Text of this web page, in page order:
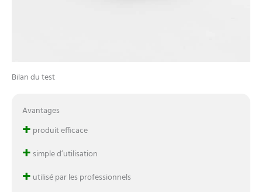
Bilan du test
Avantages
+ produit efficace
+ simple d’utilisation
+ utilisé par les professionnels